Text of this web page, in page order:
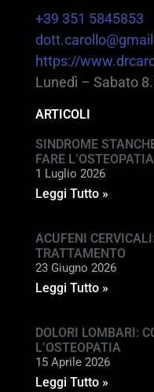
+39 351 5845853
https://
Lunedì – Sabato
ARTICOLI
SINDROME
FARE L’OSTEOPATIA
1 Luglio 2026
Leggi Tutto »
ACUFENI
TRATTAMENTO
23 Giugno 2026
Leggi Tutto »
DOLORI LOMBARI:
L’OSTEOPATIA
15 Aprile 2026
Leggi Tutto »